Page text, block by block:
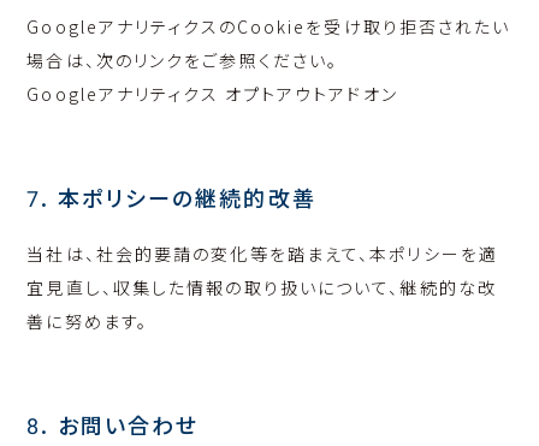
GoogleアナリティクスのCookieを受け取り拒否されたい
場合は、次のリンクをご参照ください。
Googleアナリティクス オプトアウトアドオン
7. 本ポリシーの継続的改善
当社は、社会的要請の変化等を踏まえて、本ポリシーを適
宜見直し、収集した情報の取り扱いについて、継続的な改
善に努めます。
8. お問い合わせ